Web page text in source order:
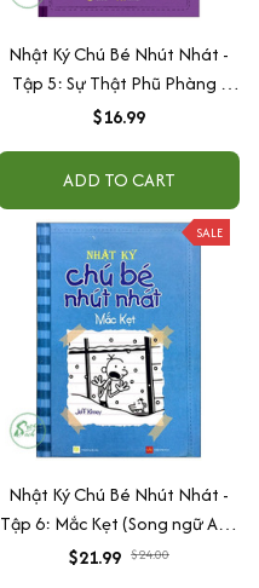
Nhật Ký Chú Bé Nhút Nhát -
Tập 5: Sự Thật Phũ Phàng (
màu tím )
$16.99
ADD TO CART
SALE
Nhật Ký Chú Bé Nhút Nhát -
Tập 6: Mắc Kẹt (Song ngữ Anh
Việt)
$21.99 $24.00